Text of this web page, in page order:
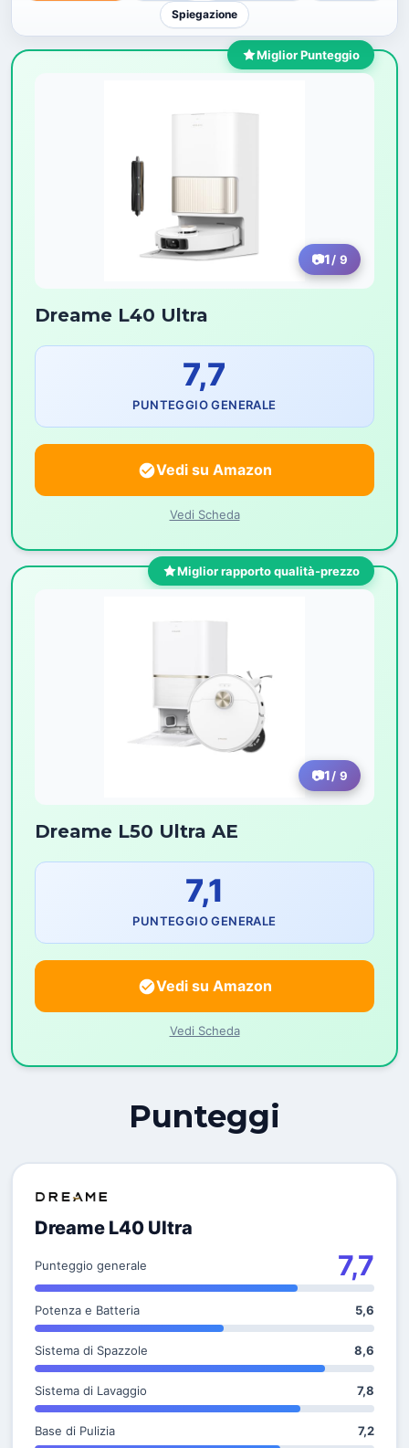
Spiegazione
Miglior Punteggio
1/ 9
Dreame L40 Ultra
7,7
PUNTEGGIO GENERALE
Vedi su Amazon
Vedi Scheda
Miglior rapporto qualità-prezzo
1/ 9
Dreame L50 Ultra AE
7,1
PUNTEGGIO GENERALE
Vedi su Amazon
Vedi Scheda
Punteggi
Dreame L40 Ultra
Punteggio generale 7,7
Potenza e Batteria 5,6
Sistema di Spazzole 8,6
Sistema di Lavaggio 7,8
Base di Pulizia 7,2